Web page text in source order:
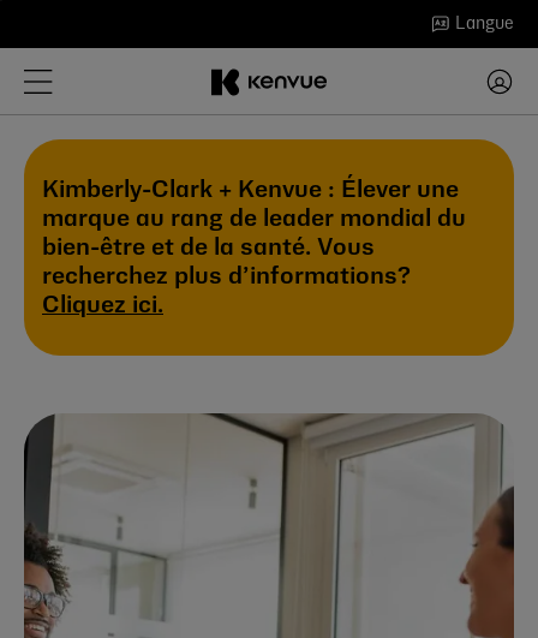
contenu
Langue
Kimberly-Clark + Kenvue : Élever une
marque au rang de leader mondial du
bien-être et de la santé. Vous
recherchez plus d’informations?
Cliquez ici.